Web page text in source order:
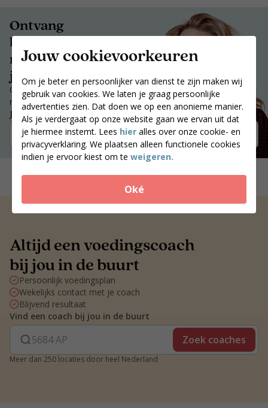
Jouw cookievoorkeuren
Om je beter en persoonlijker van dienst te zijn maken wij
gebruik van cookies. We laten je graag persoonlijke
advertenties zien. Dat doen we op een anonieme manier.
Als je verdergaat op onze website gaan we ervan uit dat
je hiermee instemt. Lees hier alles over onze cookie- en
privacyverklaring. We plaatsen alleen functionele cookies
indien je ervoor kiest om te weigeren.
Oké
Ontvang
begeleiding en
motivatie die bij
jou past.
Ontvang begeleiding en
motivatie die bij jou past.
Jouw postcode
Zoek coaches
Altijd een voedingscoach
bij jou in de buurt
Persoonlijk voedingsplan
Wekelijks contact met je coach
Blijvend resultaat
Vind een coach bij jou in de buurt
Zoek coaches
Meer dan 250 locaties door heel Nederland